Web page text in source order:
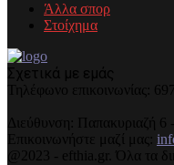
Άλλα σπορ
Στοίχημα
Σχετικά με εμάς
Τηλέφωνo επικοινωνίας:
Διεύθυνση: Παπακυριαζή
Επικοινωνήστε μαζί μας:
@2023 - efthia.gr. Όλα τα